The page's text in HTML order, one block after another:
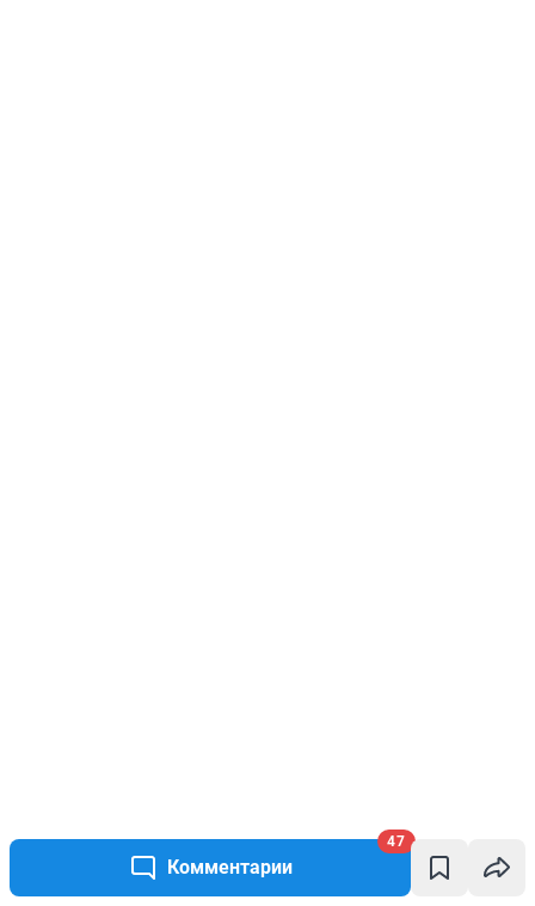
Комментарии
47